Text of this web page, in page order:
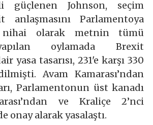
güçlenen Johnson, seçim
anlaşmasını Parlamentoya
olarak metnin tümü
oylamada Brexit
yasa tasarısı, 231'e karşı 330
Avam Kamarası’ndan
Parlamentonun üst kanadı
ve Kraliçe 2’nci
onay alarak yasalaştı.